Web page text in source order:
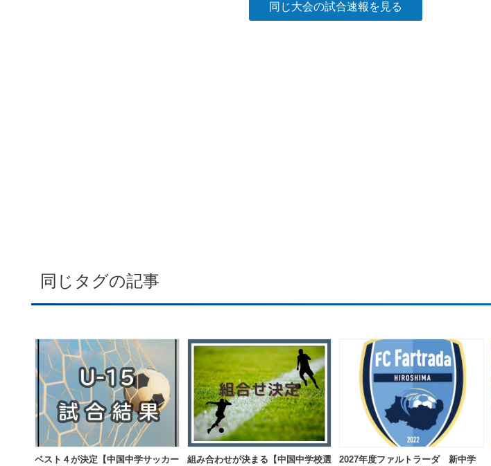
同じ大会の試合速報を見る
同じタグの記事
ベスト４が決定【中国中学サッカー
組み合わせが決まる【中国中学校選
2027年度ファルトラーダ 新中学